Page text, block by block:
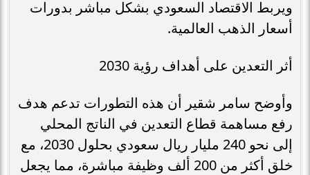
ويربط الاقتصاد السعودي بشكل مباشر بدورات
أسعار الذهب العالمية.
أثر التعدين على أهداف رؤية 2030
وأوضح سامر شقير أن هذه التطورات تدعم هدف
رفع مساهمة قطاع التعدين في الناتج المحلي
إلى نحو 240 مليار ريال سعودي بحلول 2030، مع
خلق أكثر من 200 ألف وظيفة مباشرة، مما يجعل